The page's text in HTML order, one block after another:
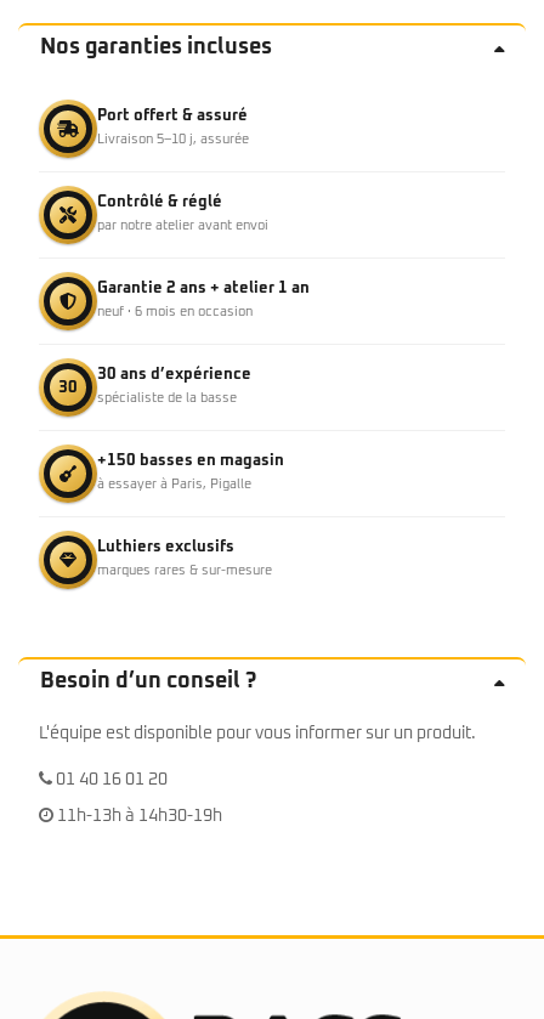
Nos garanties incluses
Port offert & assuré
Livraison 5–10 j, assurée
Contrôlé & réglé
par notre atelier avant envoi
Garantie 2 ans + atelier 1 an
neuf · 6 mois en occasion
30
30 ans d’expérience
spécialiste de la basse
+150 basses en magasin
à essayer à Paris, Pigalle
Luthiers exclusifs
marques rares & sur-mesure
Besoin d’un conseil ?
L'équipe est disponible pour vous informer sur un produit.
01 40 16 01 20
11h-13h à 14h30-19h